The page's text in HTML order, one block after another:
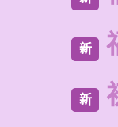
新
新